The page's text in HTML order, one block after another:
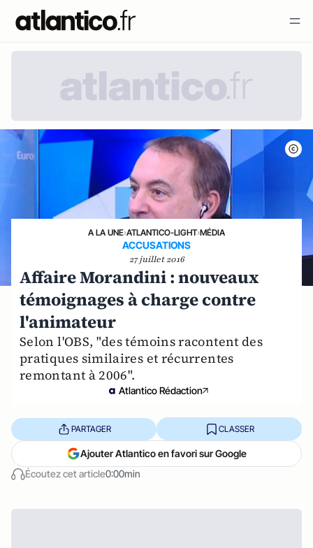
A LA UNE›ATLANTICO-LIGHT›MÉDIA
ACCUSATIONS
27 juillet 2016
Affaire Morandini : nouveaux
témoignages à charge contre
l'animateur
Selon l'OBS, "des témoins racontent des
pratiques similaires et récurrentes
remontant à 2006".
Atlantico Rédaction
Écoutez cet article0:00min
PARTAGER CLASSER
Ajouter Atlantico en favori sur Google